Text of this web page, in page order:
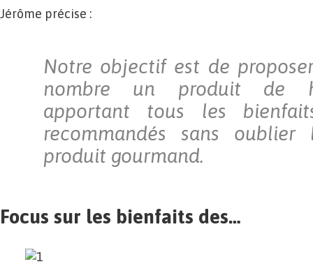
Jérôme précise :
Notre objectif est de
nombre un produit de
apportant tous les
recommandés sans
produit gourmand.
Focus sur les bienfaits des…